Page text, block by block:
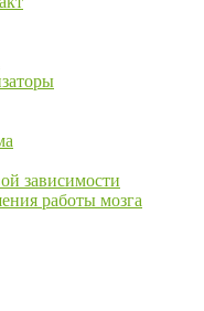
зависимости
работы мозга